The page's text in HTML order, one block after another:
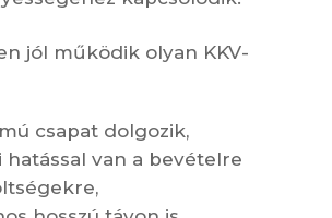
jól működik olyan KKV-
csapat dolgozik,
hatással van a bevételre